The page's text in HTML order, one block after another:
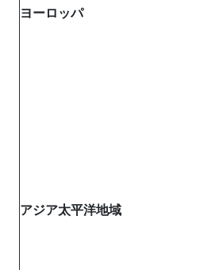
ヨーロッパ
アジア太平洋地域